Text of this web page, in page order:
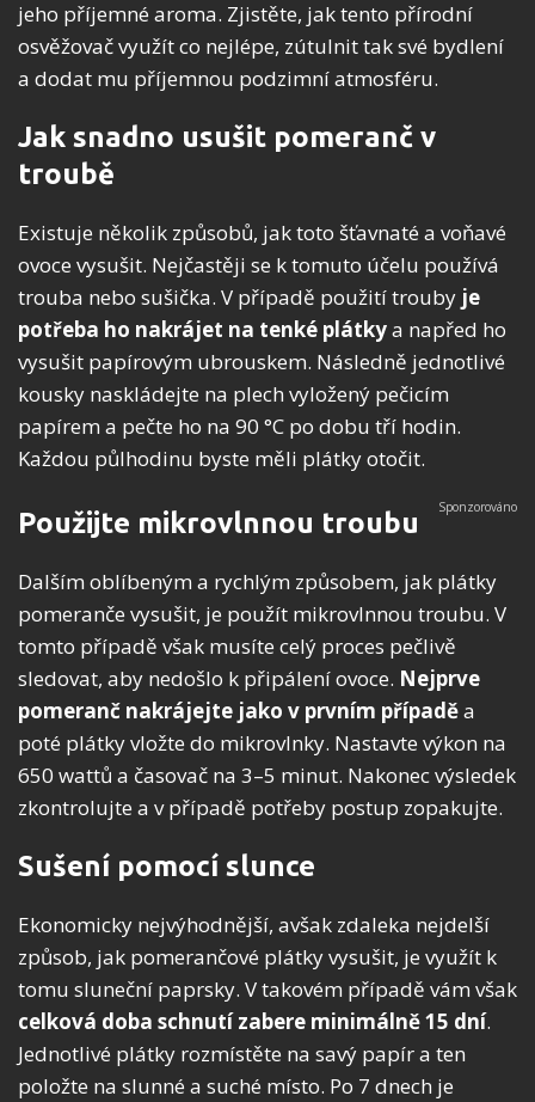
jeho příjemné aroma. Zjistěte, jak tento přírodní
osvěžovač využít co nejlépe, zútulnit tak své bydlení
a dodat mu příjemnou podzimní atmosféru.
Jak snadno usušit pomeranč v
troubě
Existuje několik způsobů, jak toto šťavnaté a voňavé
ovoce vysušit. Nejčastěji se k tomuto účelu používá
trouba nebo sušička. V případě použití trouby je
potřeba ho nakrájet na tenké plátkya napřed ho
vysušit papírovým ubrouskem. Následně jednotlivé
kousky naskládejte na plech vyložený pečicím
papírem a pečte ho na 90 °C po dobu tří hodin.
Každou půlhodinu byste měli plátky otočit.
Použijte mikrovlnnou troubu
Dalším oblíbeným a rychlým způsobem, jak plátky
pomeranče vysušit, je použít mikrovlnnou troubu. V
tomto případě však musíte celý proces pečlivě
sledovat, aby nedošlo k připálení ovoce. Nejprve
pomeranč nakrájejte jako v prvním případěa
poté plátky vložte do mikrovlnky. Nastavte výkon na
650 wattů a časovač na 3–5 minut. Nakonec výsledek
zkontrolujte a v případě potřeby postup zopakujte.
Sušení pomocí slunce
Ekonomicky nejvýhodnější, avšak zdaleka nejdelší
způsob, jak pomerančové plátky vysušit, je využít k
tomu sluneční paprsky. V takovém případě vám však
celková doba schnutí zabere minimálně 15 dní.
Jednotlivé plátky rozmístěte na savý papír a ten
položte na slunné a suché místo. Po 7 dnech je